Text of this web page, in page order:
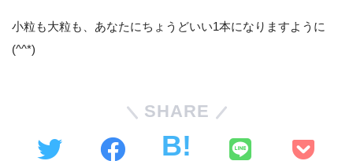
小粒も大粒も、あなたにちょうどいい1本になりますように
(^^*)
SHARE